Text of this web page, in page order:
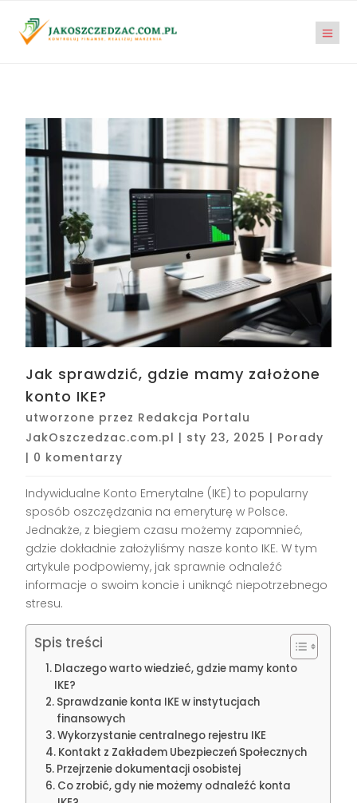
Jak sprawdzić, gdzie mamy założone
konto IKE?
utworzone przez Redakcja Portalu
JakOszczedzac.com.pl | sty 23, 2025 | Porady
| 0 komentarzy
Indywidualne Konto Emerytalne (IKE) to popularny
sposób oszczędzania na emeryturę w Polsce.
Jednakże, z biegiem czasu możemy zapomnieć,
gdzie dokładnie założyliśmy nasze konto IKE. W tym
artykule podpowiemy, jak sprawnie odnaleźć
informacje o swoim koncie i uniknąć niepotrzebnego
stresu.
Spis treści
Dlaczego warto wiedzieć, gdzie mamy konto
IKE?
Sprawdzanie konta IKE w instytucjach
finansowych
Wykorzystanie centralnego rejestru IKE
Kontakt z Zakładem Ubezpieczeń Społecznych
Przejrzenie dokumentacji osobistej
Co zrobić, gdy nie możemy odnaleźć konta